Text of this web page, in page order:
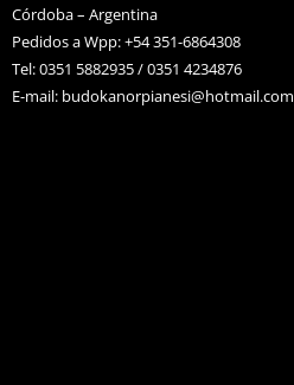
Córdoba – Argentina
Pedidos a Wpp: +54 351-6864308
Tel: 0351 5882935 / 0351 4234876
E-mail: budokanorpianesi@hotmail.com